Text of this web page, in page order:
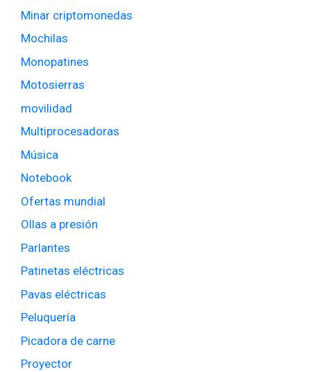
Minar criptomonedas
Mochilas
Monopatines
Motosierras
movilidad
Multiprocesadoras
Música
Notebook
Ofertas mundial
Ollas a presión
Parlantes
Patinetas eléctricas
Pavas eléctricas
Peluquería
Picadora de carne
Proyector